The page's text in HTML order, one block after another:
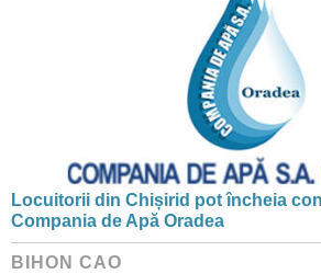
Locuitorii din Chișirid pot încheia
Compania de Apă Oradea
BIHON CAO